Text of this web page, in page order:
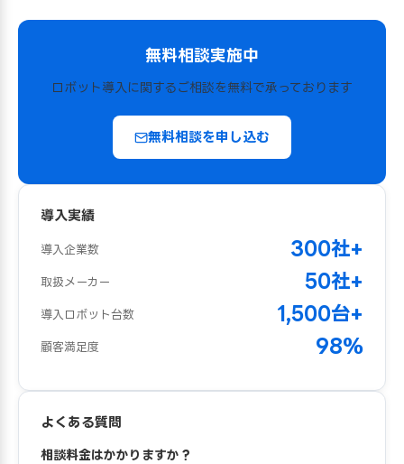
無料相談実施中
ロボット導入に関するご相談を無料で承っております
無料相談を申し込む
導入実績
導入企業数 300社+
取扱メーカー 50社+
導入ロボット台数 1,500台+
顧客満足度 98%
よくある質問
相談料金はかかりますか？